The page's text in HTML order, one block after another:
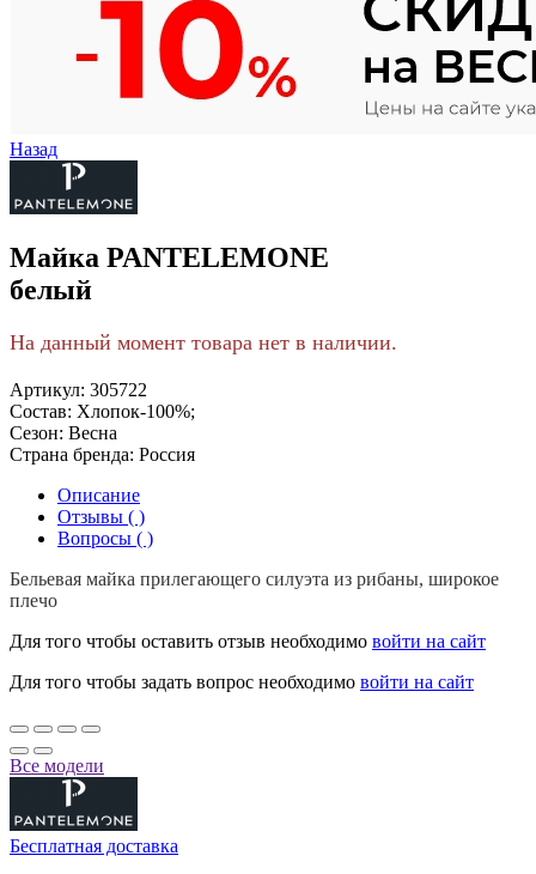
Назад
Майка PANTELEMONE
белый
На данный момент товара нет в наличии.
Артикул: 305722
Состав: Хлопок-100%;
Сезон: Весна
Страна бренда: Россия
Описание
Отзывы ( )
Вопросы ( )
Бельевая майка прилегающего силуэта из рибаны, широкое
плечо
Для того чтобы оставить отзыв необходимо войти на сайт
Для того чтобы задать вопрос необходимо войти на сайт
Все модели
Бесплатная доставка